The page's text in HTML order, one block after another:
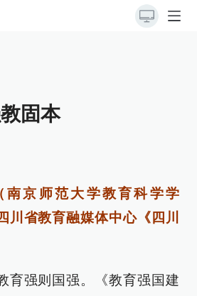
固本
南京师范大学教育科学学
川省教育融媒体中心《四川
育强则国强。《教育强国建